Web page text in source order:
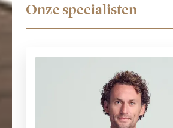
Onze specialisten